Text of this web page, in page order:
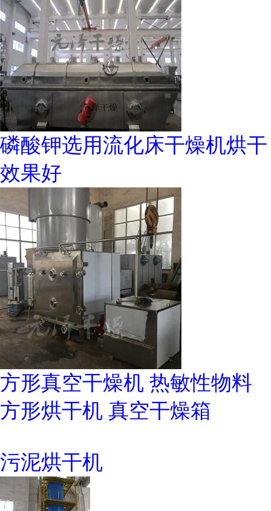
磷酸钾选用流化床干燥机烘干
效果好
方形真空干燥机 热敏性物料
方形烘干机 真空干燥箱
污泥烘干机